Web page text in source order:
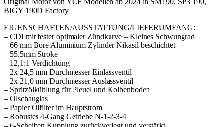
BIGY 190D Factory
EIGENSCHAFTEN/AUSSTATTUNG/LIEFERUMFANG:
– CDI mit fester optimaler Zündkurve – Kleines Schwungrad
– 66 mm Bore Aluminium Zylinder Nikasil beschichtet
– 55.5mm Stroke
– 12,1:1 Verdichtung
– 2x 24,5 mm Durchmesser Einlassventil
– 2x 21,0 mm Durchmesser Auslassventil
– Spritzölkühlung für Pleuel und Kolbenboden
– Ölschauglas
– Papier Ölfilter im Hauptstrom
– Robustes 4-Gang Getriebe N-1-2-3-4
– 6-Scheiben Kupplung zurückverlegt und verstärkt